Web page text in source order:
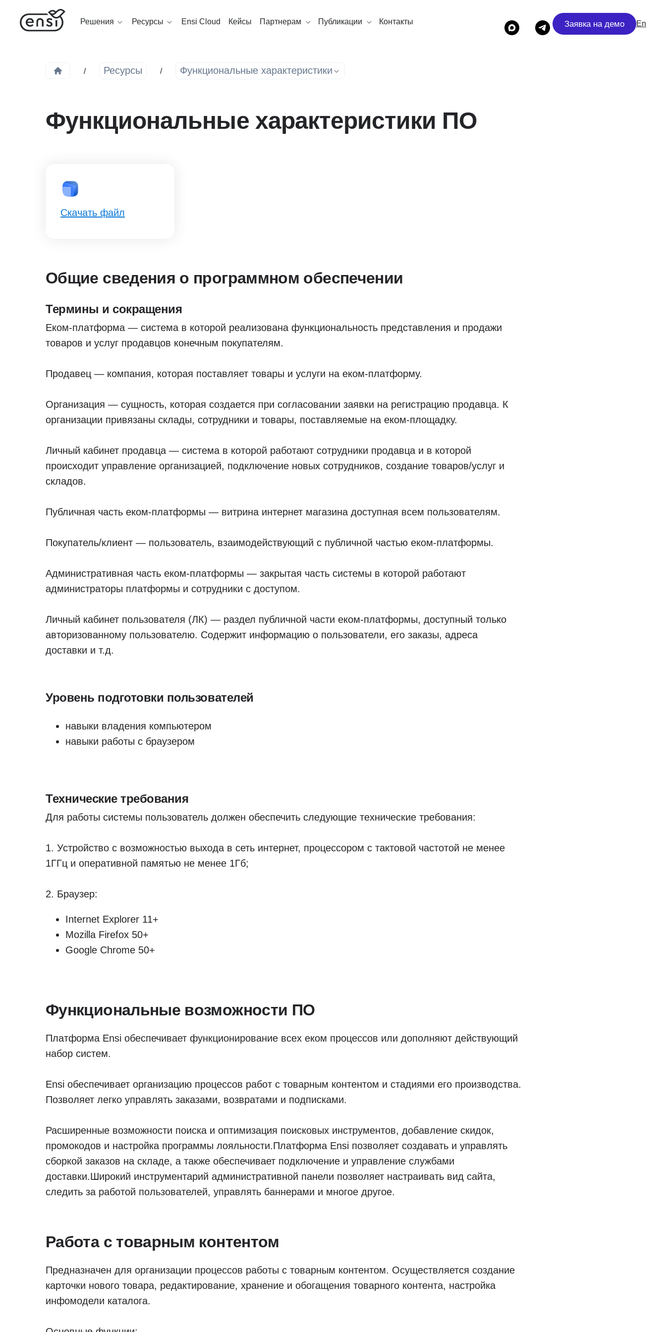
Решения Ресурсы Ensi Cloud Кейсы Партнерам Публикации Контакты Заявка на демо En
Ресурсы Функциональные характеристики
Функциональные характеристики ПО
Скачать файл
Общие сведения о программном обеспечении
Термины и сокращения
Еком-платформа — система в которой реализована функциональность представления и продажи
товаров и услуг продавцов конечным покупателям.
Продавец — компания, которая поставляет товары и услуги на еком-платформу.
Организация — сущность, которая создается при согласовании заявки на регистрацию продавца. К
организации привязаны склады, сотрудники и товары, поставляемые на еком-площадку.
Личный кабинет продавца — система в которой работают сотрудники продавца и в которой
происходит управление организацией, подключение новых сотрудников, создание товаров/услуг и
складов.
Публичная часть еком-платформы — витрина интернет магазина доступная всем пользователям.
Покупатель/клиент — пользователь, взаимодействующий с публичной частью еком-платформы.
Административная часть еком-платформы — закрытая часть системы в которой работают
администраторы платформы и сотрудники с доступом.
Личный кабинет пользователя (ЛК) — раздел публичной части еком-платформы, доступный только
авторизованному пользователю. Содержит информацию о пользователи, его заказы, адреса
доставки и т.д.
Уровень подготовки пользователей
навыки владения компьютером
навыки работы с браузером
Технические требования
Для работы системы пользователь должен обеспечить следующие технические требования:
1. Устройство с возможностью выхода в сеть интернет, процессором с тактовой частотой не менее
1ГГц и оперативной памятью не менее 1Гб;
2. Браузер:
Internet Explorer 11+
Mozilla Firefox 50+
Google Chrome 50+
Функциональные возможности ПО
Платформа Ensi обеспечивает функционирование всех еком процессов или дополняют действующий
набор систем.
Ensi обеспечивает организацию процессов работ с товарным контентом и стадиями его производства.
Позволяет легко управлять заказами, возвратами и подписками.
Расширенные возможности поиска и оптимизация поисковых инструментов, добавление скидок,
промокодов и настройка программы лояльности.Платформа Ensi позволяет создавать и управлять
сборкой заказов на складе, а также обеспечивает подключение и управление службами
доставки.Широкий инструментарий административной панели позволяет настраивать вид сайта,
следить за работой пользователей, управлять баннерами и многое другое.
Работа с товарным контентом
Предназначен для организации процессов работы с товарным контентом. Осуществляется создание
карточки нового товара, редактирование, хранение и обогащения товарного контента, настройка
инфомодели каталога.